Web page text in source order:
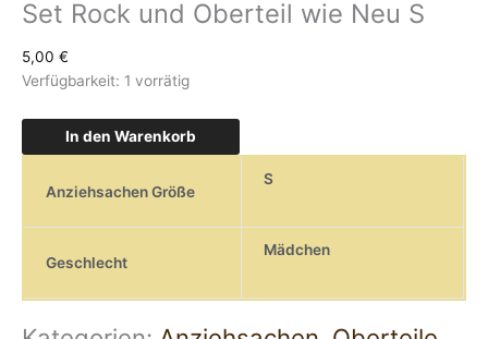
Set Rock und Oberteil wie Neu S
5,00 €
Verfügbarkeit: 1 vorrätig
In den Warenkorb
Anziehsachen Größe
S
Geschlecht
Mädchen